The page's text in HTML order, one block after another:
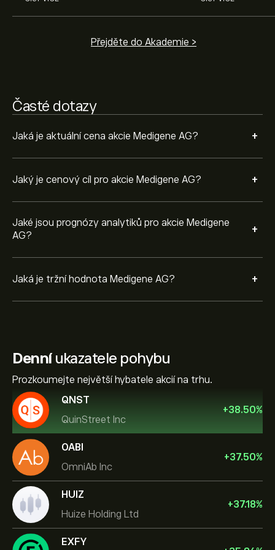
Přejděte do Akademie >
Časté dotazy
Jaká je aktuální cena akcie Medigene AG? +
Jaký je cenový cíl pro akcie Medigene AG? +
Jaké jsou prognózy analytiků pro akcie Medigene
AG?
+
Jaká je tržní hodnota Medigene AG? +
Tržní kapitalizace Medigene AG je 256100‎€‎
Denníukazatele pohybu
Prozkoumejte největší hybatele akcií na trhu.
QNST
QuinStreet Inc
+38.50%
OABI
OmniAb Inc
+37.50%
HUIZ
Huize Holding Ltd
+37.18%
EXFY